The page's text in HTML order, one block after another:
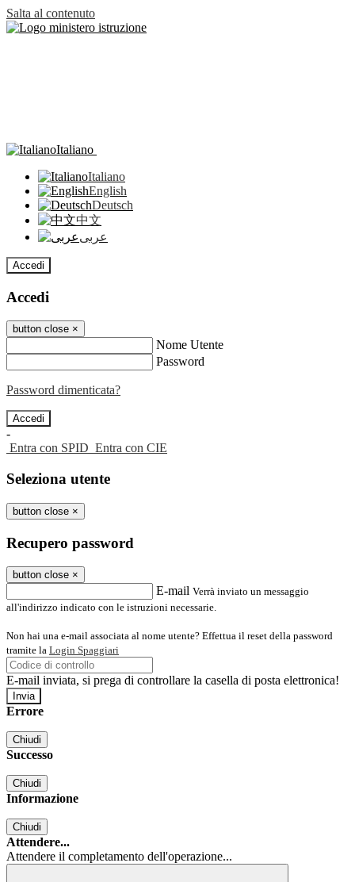
Salta al contenuto
Italiano
Italiano
English
Deutsch
中文
عربى
Accedi
Accedi
button close ×
Nome Utente
Password
Password dimenticata?
-
Entra con SPID Entra con CIE
Seleziona utente
button close ×
Recupero password
button close ×
E-mail Verrà inviato un messaggio
all'indirizzo indicato con le istruzioni necessarie.
Non hai una e-mail associata al nome utente? Effettua il reset della password
tramite la Login Spaggiari
E-mail inviata, si prega di controllare la casella di posta elettronica!
Errore
Chiudi
Successo
Chiudi
Informazione
Chiudi
Attendere...
Attendere il completamento dell'operazione...